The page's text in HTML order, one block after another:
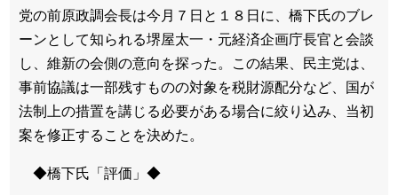
党の前原政調会長は今月７日と１８日に、橋下氏のブレ
ーンとして知られる堺屋太一・元経済企画庁長官と会談
し、維新の会側の意向を探った。この結果、民主党は、
事前協議は一部残すものの対象を税財源配分など、国が
法制上の措置を講じる必要がある場合に絞り込み、当初
案を修正することを決めた。
◆橋下氏「評価」◆